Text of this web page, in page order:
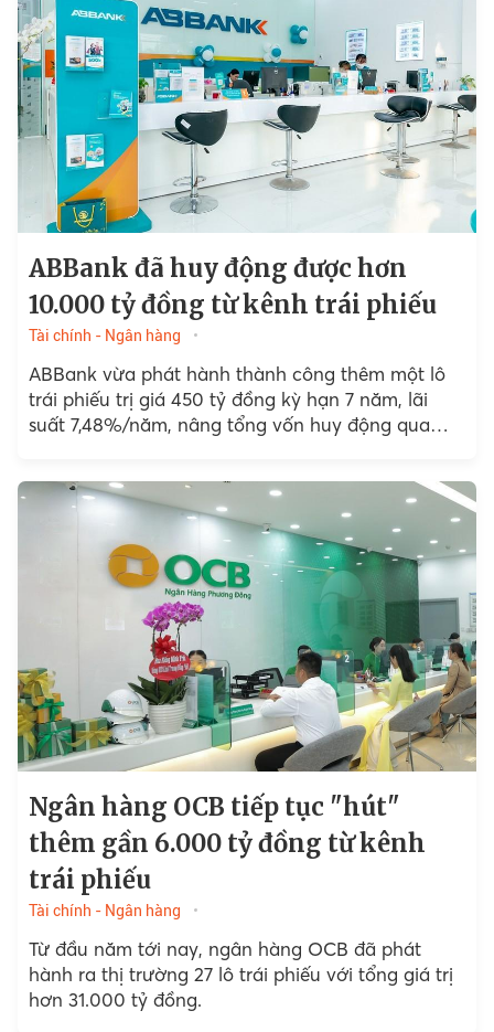
ABBank đã huy động được hơn
10.000 tỷ đồng từ kênh trái phiếu
Tài chính - Ngân hàng
ABBank vừa phát hành thành công thêm một lô
trái phiếu trị giá 450 tỷ đồng kỳ hạn 7 năm, lãi
suất 7,48%/năm, nâng tổng vốn huy động qua
Ngân hàng OCB tiếp tục "hút"
thêm gần 6.000 tỷ đồng từ kênh
trái phiếu
Tài chính - Ngân hàng
Từ đầu năm tới nay, ngân hàng OCB đã phát
hành ra thị trường 27 lô trái phiếu với tổng giá trị
hơn 31.000 tỷ đồng.